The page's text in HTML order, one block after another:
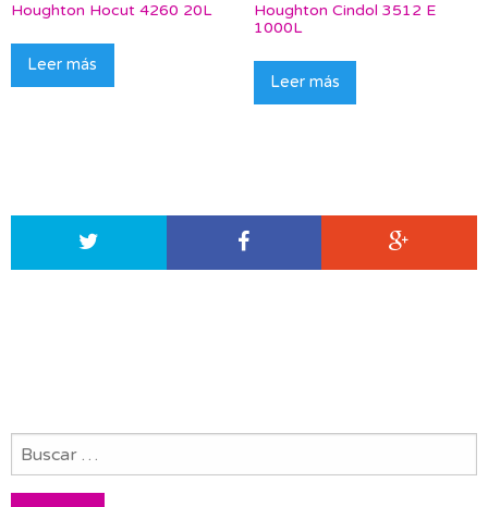
Houghton Hocut 4260 20L
Leer más
Houghton Cindol 3512 E
1000L
Leer más